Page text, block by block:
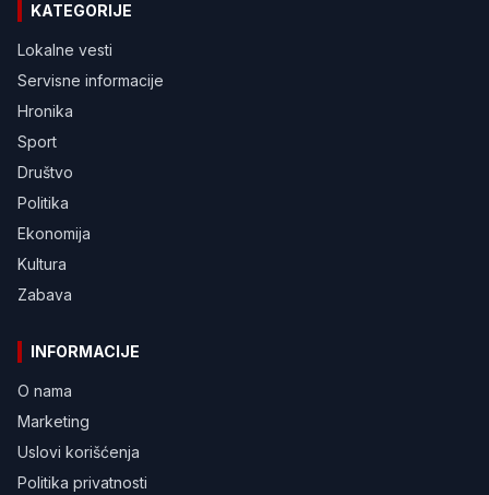
KATEGORIJE
Lokalne vesti
Servisne informacije
Hronika
Sport
Društvo
Politika
Ekonomija
Kultura
Zabava
INFORMACIJE
O nama
Marketing
Uslovi korišćenja
Politika privatnosti